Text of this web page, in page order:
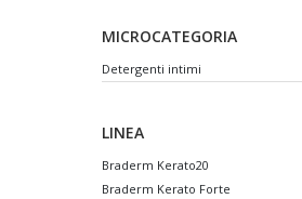
MICROCATEGORIA
Detergenti intimi
LINEA
Braderm Kerato20
Braderm Kerato Forte